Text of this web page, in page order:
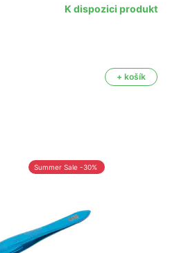
K dispozici produkt
+ košík
Summer Sale -30%